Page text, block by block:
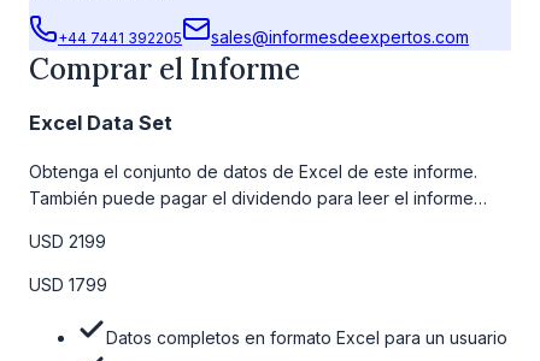
+44 7441 392205 sales@informesdeexpertos.com
Comprar el Informe
Excel Data Set
Obtenga el conjunto de datos de Excel de este informe.
También puede pagar el dividendo para leer el informe
la tabla de precios a continuación.
USD 2199
USD 1799
Datos completos en formato Excel para un usuario